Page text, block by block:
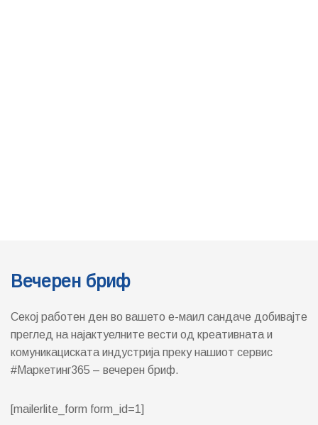
Вечерен бриф
Секој работен ден во вашето е-маил сандаче добивајте
преглед на најактуелните вести од креативната и
комуникациската индустрија преку нашиот сервис
#Маркетинг365 – вечерен бриф.
[mailerlite_form form_id=1]